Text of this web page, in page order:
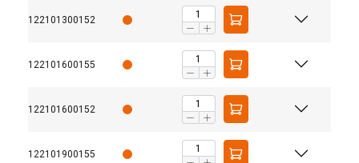
122101300152
122101600155
122101600152
122101900155